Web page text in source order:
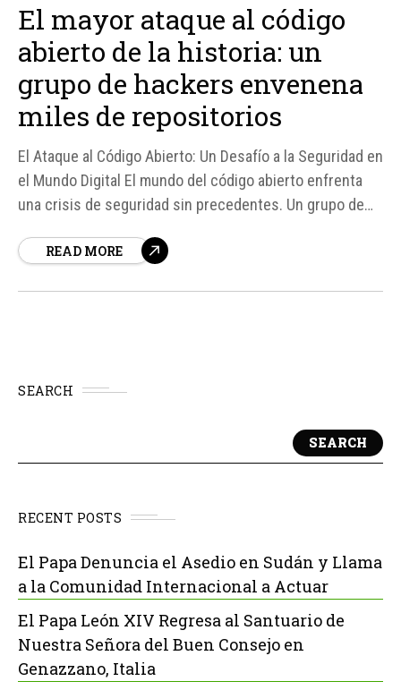
El mayor ataque al código
abierto de la historia: un
grupo de hackers envenena
miles de repositorios
El Ataque al Código Abierto: Un Desafío a la Seguridad en
el Mundo Digital El mundo del código abierto enfrenta
una crisis de seguridad sin precedentes. Un grupo de
comprometido miles de repositorios y entornos de
READ MORE
SEARCH
SEARCH
RECENT POSTS
El Papa Denuncia el Asedio en Sudán y Llama
a la Comunidad Internacional a Actuar
El Papa León XIV Regresa al Santuario de
Nuestra Señora del Buen Consejo en
Genazzano, Italia